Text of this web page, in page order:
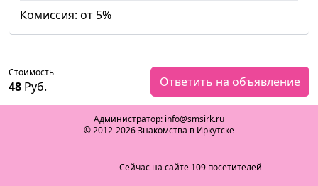
Комиссия: от 5%
Стоимость
48 Руб. Ответить на объявление
Администратор: info@smsirk.ru
© 2012-2026 Знакомства в Иркутске
Сейчас на сайте 109 посетителей